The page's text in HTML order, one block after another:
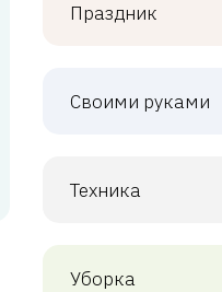
Праздник
Своими руками
Техника
Уборка